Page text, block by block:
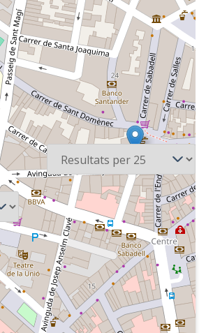
Per pàgina
Sant Cugat (Tercer sector) -
de mena
del programa